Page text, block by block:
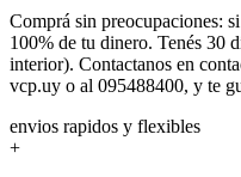
Comprá sin preocupaciones:
100% de tu dinero. Tenés 30
interior). Contactanos en
vcp.uy o al 095488400, y te
envios rapidos y flexibles
+